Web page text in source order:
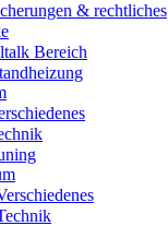
& rechtliches
Bereich